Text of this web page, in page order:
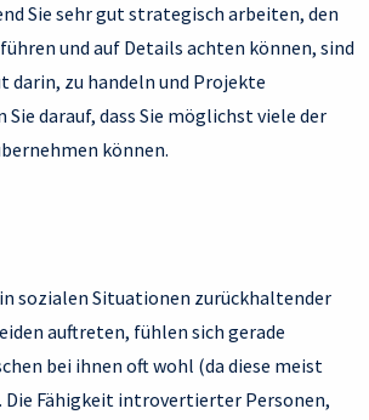
Sie sehr gut strategisch arbeiten, den
und auf Details achten können, sind
darin, zu handeln und Projekte
darauf, dass Sie möglichst viele der
können.
sozialen Situationen zurückhaltender
auftreten, fühlen sich gerade
bei ihnen oft wohl (da diese meist
Die Fähigkeit introvertierter Personen,